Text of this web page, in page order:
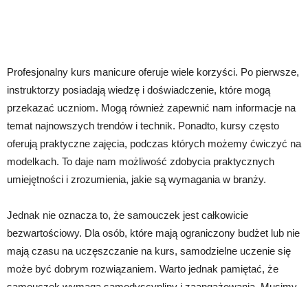
Profesjonalny kurs manicure oferuje wiele korzyści. Po pierwsze,
instruktorzy posiadają wiedzę i doświadczenie, które mogą
przekazać uczniom. Mogą również zapewnić nam informacje na
temat najnowszych trendów i technik. Ponadto, kursy często
oferują praktyczne zajęcia, podczas których możemy ćwiczyć na
modelkach. To daje nam możliwość zdobycia praktycznych
umiejętności i zrozumienia, jakie są wymagania w branży.
Jednak nie oznacza to, że samouczek jest całkowicie
bezwartościowy. Dla osób, które mają ograniczony budżet lub nie
mają czasu na uczęszczanie na kurs, samodzielne uczenie się
może być dobrym rozwiązaniem. Warto jednak pamiętać, że